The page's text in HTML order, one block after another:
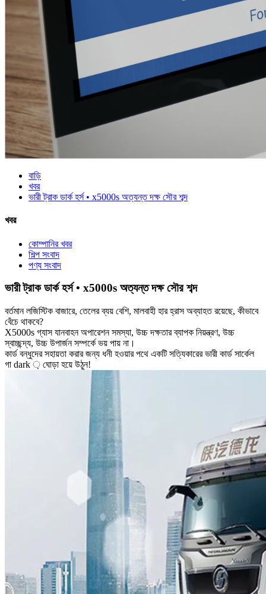
বাড়ি
খবর
ভারী ট্রাক ডার্ক হর্স • x5000s অত্যন্ত দক্ষ সৌর শব্দ
খবর
কোম্পানির খবর
শিল্প সংবাদ
পণ্য সংবাদ
ভারী ট্রাক ডার্ক হর্স • x5000s অত্যন্ত দক্ষ সৌর শব্দ
বর্তমান লজিস্টিক বাজারে, তেলের ব্যয় বেশি, মালবাহী হার হ্রাস অব্যাহত রয়েছে, কীভাবে
বেঁচে থাকবে?
X5000s গ্যাস যানবাহন অপারেশন সমস্যা, উচ্চ দক্ষতার ব্যাপক নিয়ন্ত্রণ, উচ্চ
স্বাচ্ছন্দ্য, উচ্চ উপার্জন সম্পর্কে ভয় পায় না।
কার্ড বন্ধুদের সহায়তা করার জন্য ধনী হওয়ার পথে একটি সত্যিকারের ভারী কার্ড সার্কেল
গা dark ় ঘোড়া হয়ে উঠুন!